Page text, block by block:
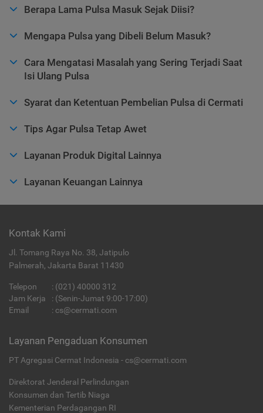
Berapa Lama Pulsa Masuk Sejak Diisi?
Mengapa Pulsa yang Dibeli Belum Masuk?
Cara Mengatasi Masalah yang Sering Terjadi Saat
Isi Ulang Pulsa
Syarat dan Ketentuan Pembelian Pulsa di Cermati
Tips Agar Pulsa Tetap Awet
Layanan Produk Digital Lainnya
Layanan Keuangan Lainnya
Kontak Kami
Jl. Tomang Raya No. 38, Jatipulo
Palmerah, Jakarta Barat 11430
Telepon : (021) 40000 312
Jam Kerja
: (Senin-Jumat 9:00-17:00)
Email
: cs@cermati.com
Layanan Pengaduan Konsumen
PT Agregasi Cermat Indonesia - cs@cermati.com
Direktorat Jenderal Perlindungan
Konsumen dan Tertib Niaga
Kementerian Perdagangan RI